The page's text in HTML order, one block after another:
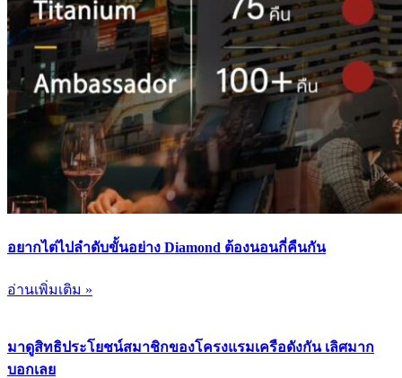
อยากไต่ไปลำดับขั้นอย่าง Diamond ต้องนอนกี่คืนกัน
อ่านเพิ่มเติม »
มาดูสิทธิประโยชน์สมาชิกของโครงแรมเครือดังกัน เลิศมาก
บอกเลย